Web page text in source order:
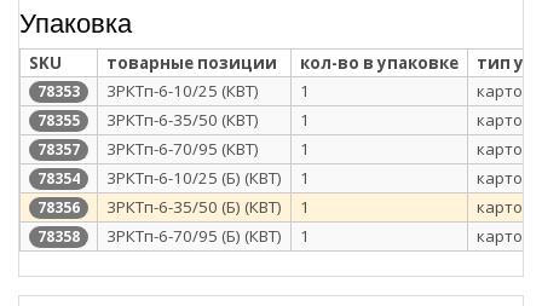
Упаковка
SKU товарные позиции кол-во в упаковке тип
78353 3РКТп-6-10/25 (КВТ) 1
78355 3РКТп-6-35/50 (КВТ) 1
78357 3РКТп-6-70/95 (КВТ) 1
78354 3РКТп-6-10/25 (Б) (КВТ) 1
78356 3РКТп-6-35/50 (Б) (КВТ) 1
78358 3РКТп-6-70/95 (Б) (КВТ) 1